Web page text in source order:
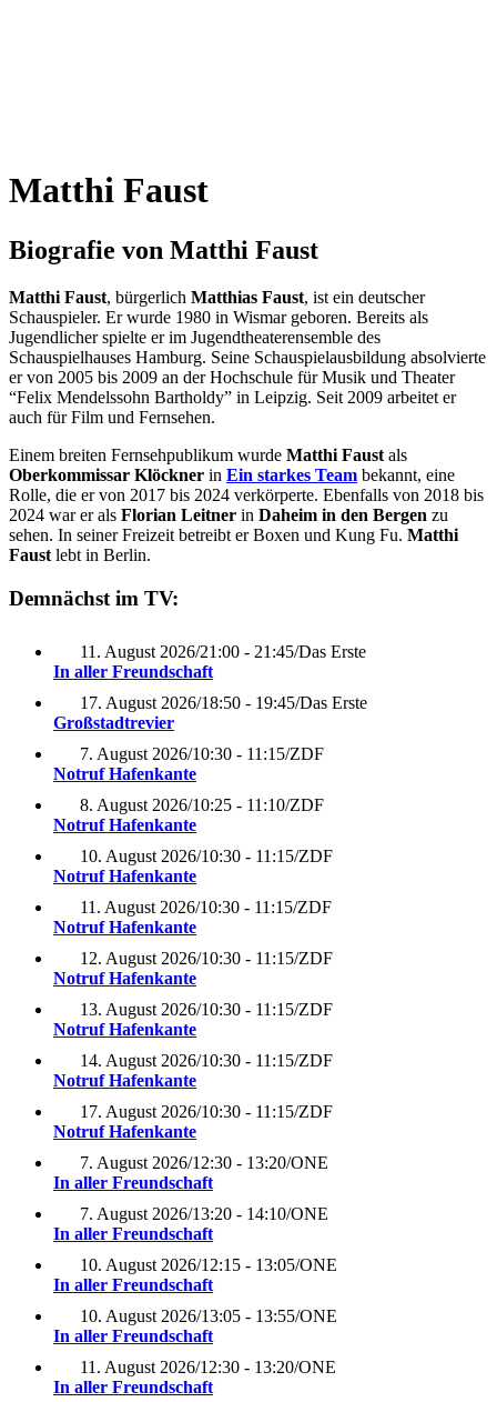
Matthi Faust
Biografie von Matthi Faust
Matthi Faust, bürgerlich Matthias Faust, ist ein deutscher
Schauspieler. Er wurde 1980 in Wismar geboren. Bereits als
Jugendlicher spielte er im Jugendtheaterensemble des
Schauspielhauses Hamburg. Seine Schauspielausbildung absolvierte
er von 2005 bis 2009 an der Hochschule für Musik und Theater
“Felix Mendelssohn Bartholdy” in Leipzig. Seit 2009 arbeitet er
auch für Film und Fernsehen.
Einem breiten Fernsehpublikum wurde Matthi Faust als
Oberkommissar Klöckner in Ein starkes Team bekannt, eine
Rolle, die er von 2017 bis 2024 verkörperte. Ebenfalls von 2018 bis
2024 war er als Florian Leitner in Daheim in den Bergen zu
sehen. In seiner Freizeit betreibt er Boxen und Kung Fu. Matthi
Faust lebt in Berlin.
Demnächst im TV:
11. August 2026/21:00 - 21:45/Das Erste
In aller Freundschaft
17. August 2026/18:50 - 19:45/Das Erste
Großstadtrevier
7. August 2026/10:30 - 11:15/ZDF
Notruf Hafenkante
8. August 2026/10:25 - 11:10/ZDF
Notruf Hafenkante
10. August 2026/10:30 - 11:15/ZDF
Notruf Hafenkante
11. August 2026/10:30 - 11:15/ZDF
Notruf Hafenkante
12. August 2026/10:30 - 11:15/ZDF
Notruf Hafenkante
13. August 2026/10:30 - 11:15/ZDF
Notruf Hafenkante
14. August 2026/10:30 - 11:15/ZDF
Notruf Hafenkante
17. August 2026/10:30 - 11:15/ZDF
Notruf Hafenkante
7. August 2026/12:30 - 13:20/ONE
In aller Freundschaft
7. August 2026/13:20 - 14:10/ONE
In aller Freundschaft
10. August 2026/12:15 - 13:05/ONE
In aller Freundschaft
10. August 2026/13:05 - 13:55/ONE
In aller Freundschaft
11. August 2026/12:30 - 13:20/ONE
In aller Freundschaft